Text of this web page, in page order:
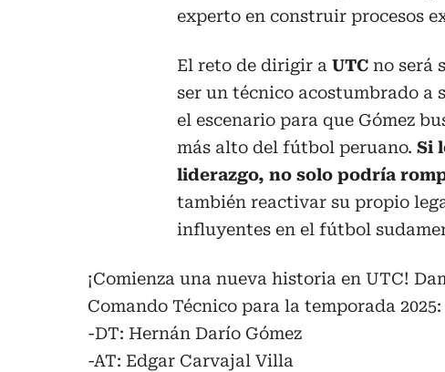
experto en construir procesos
El reto de dirigir a UTC no será
ser un técnico acostumbrado a
el escenario para que Gómez
más alto del fútbol peruano. Si
liderazgo, no solo podría
también reactivar su propio
influyentes en el fútbol
¡Comienza una nueva historia en UTC!
Comando Técnico para la temporada 2025:
-DT: Hernán Darío Gómez
-AT: Edgar Carvajal Villa